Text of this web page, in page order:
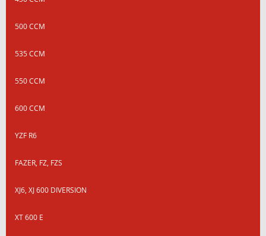
500 CCM
535 CCM
550 CCM
600 CCM
YZF R6
FAZER, FZ, FZS
XJ6, XJ 600 DIVERSION
XT 600 E